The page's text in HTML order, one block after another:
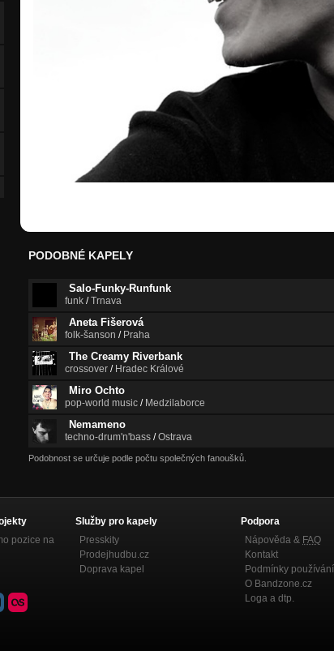
PODOBNÉ KAPELY
Salo-Funky-Runfunk
funk /Trnava
Aneta Fišerová
folk-šanson / Praha
The Creamy Riverbank
crossover / Hradec Králové
Miro Ochto
pop-world music / Medzilaborce
Nemameno
techno-drum'n'bass /Ostrava
Podobnost se určuje podle počtu společných fanoušků.
pozice na
Služby pro kapely
Presskity
Prodejhudbu.cz
Doprava kapel
Podpora
Nápověda & FAQ
Kontakt
Podmínky používání
O Bandzone.cz
Loga a dtp.